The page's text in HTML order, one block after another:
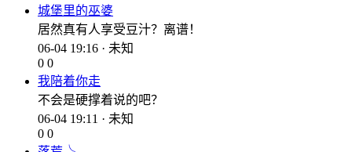
城堡里的巫婆
居然真有人享受豆汁？离谱！
06-04 19:16 · 未知
0 0
我陪着你走
不会是硬撑着说的吧？
06-04 19:11 · 未知
0 0